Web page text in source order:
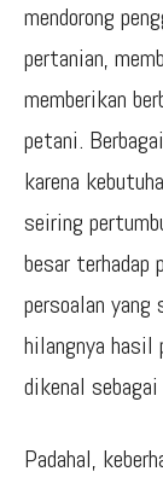
mendorong
pertanian,
memberikan
petani.
karena
seiring
besar terhadap
persoalan
hilangnya hasil
dikenal
Padahal,